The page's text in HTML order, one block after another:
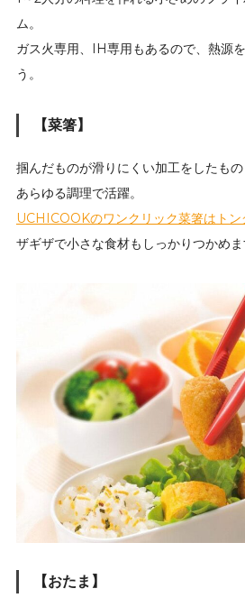
ム。
ガス火専用、IH専用もあるので、熱源
う。
【菜箸】
掴んだものが滑りにくい加工をしたも
あらゆる調理で活躍。
UCHICOOKのワンクリック菜箸はトン
ザギザで小さな食材もしっかりつかめま
【おたま】